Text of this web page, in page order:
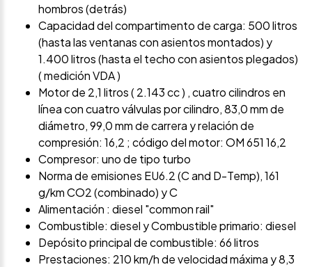
hombros (detrás)
Capacidad del compartimento de carga: 500 litros
(hasta las ventanas con asientos montados) y
1.400 litros (hasta el techo con asientos plegados)
( medición VDA )
Motor de 2,1 litros ( 2.143 cc ) , cuatro cilindros en
línea con cuatro válvulas por cilindro, 83,0 mm de
diámetro, 99,0 mm de carrera y relación de
compresión: 16,2 ; código del motor: OM 651 16,2
Compresor: uno de tipo turbo
Norma de emisiones EU6.2 (C and D-Temp), 161
g/km CO2 (combinado) y C
Alimentación : diesel "common rail"
Combustible: diesel y Combustible primario: diesel
Depósito principal de combustible: 66 litros
Prestaciones: 210 km/h de velocidad máxima y 8,3